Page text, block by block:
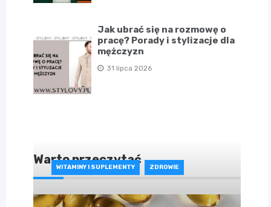
Jak ubrać się na rozmowę o
pracę? Porady i stylizacje dla
mężczyzn
31 lipca 2026
Warto przeczytać
WITAMINY I SUPLEMENTY ZDROWIE